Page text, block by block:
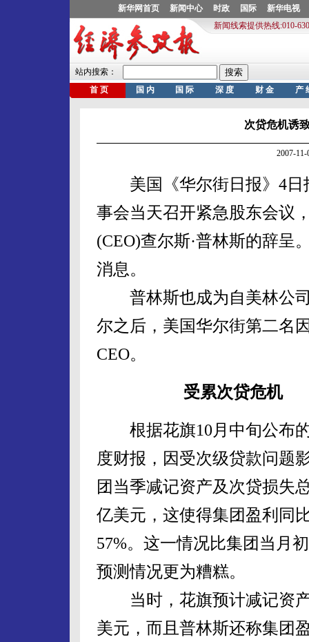
次贷危机诱
2007-
美国《华尔街日报》4日
事会当天召开紧急股东会议
(CEO)查尔斯·普林斯的辞呈
消息。
普林斯也成为自美林公司
尔之后，美国华尔街第二名
CEO。
受累次贷危机
根据花旗10月中旬公布
度财报，因受次级贷款问题
团当季减记资产及次贷损失
亿美元，这使得集团盈利同
57%。这一情况比集团当月
预测情况更为糟糕。
当时，花旗预计减记资产
美元，而且普林斯还称集团